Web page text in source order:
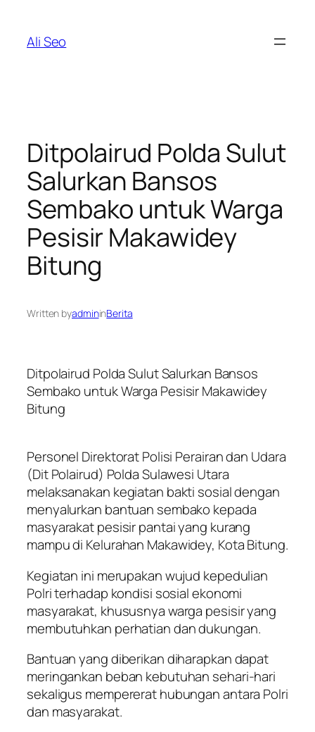
content
Ali Seo
Ditpolairud Polda Sulut
Salurkan Bansos
Sembako untuk Warga
Pesisir Makawidey
Bitung
Written byadmininBerita
Ditpolairud Polda Sulut Salurkan Bansos
Sembako untuk Warga Pesisir Makawidey
Bitung
Personel Direktorat Polisi Perairan dan Udara
(Dit Polairud) Polda Sulawesi Utara
melaksanakan kegiatan bakti sosial dengan
menyalurkan bantuan sembako kepada
masyarakat pesisir pantai yang kurang
mampu di Kelurahan Makawidey, Kota Bitung.
Kegiatan ini merupakan wujud kepedulian
Polri terhadap kondisi sosial ekonomi
masyarakat, khususnya warga pesisir yang
membutuhkan perhatian dan dukungan.
Bantuan yang diberikan diharapkan dapat
meringankan beban kebutuhan sehari-hari
sekaligus mempererat hubungan antara Polri
dan masyarakat.